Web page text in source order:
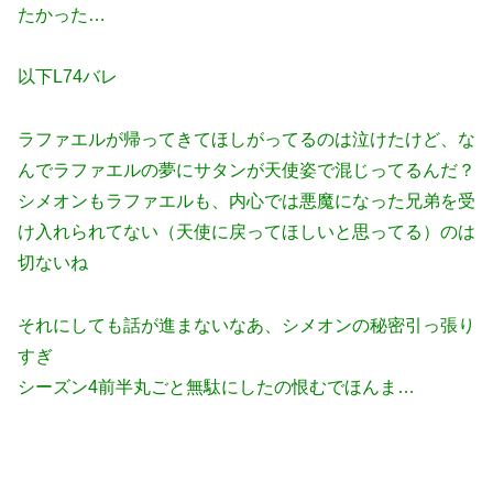
たかった…
以下L74バレ
ラファエルが帰ってきてほしがってるのは泣けたけど、な
んでラファエルの夢にサタンが天使姿で混じってるんだ？
シメオンもラファエルも、内心では悪魔になった兄弟を受
け入れられてない（天使に戻ってほしいと思ってる）のは
切ないね
それにしても話が進まないなあ、シメオンの秘密引っ張り
すぎ
シーズン4前半丸ごと無駄にしたの恨むでほんま…